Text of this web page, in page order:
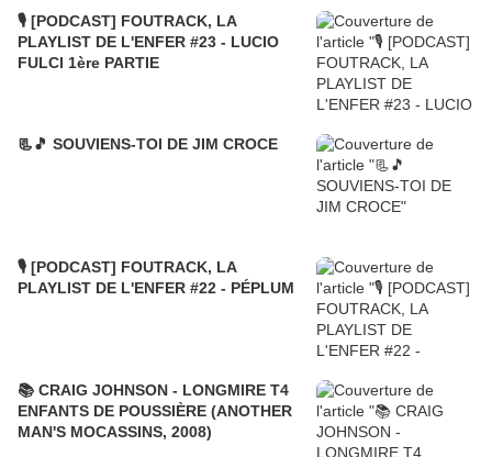
🎙️ [PODCAST] FOUTRACK, LA
PLAYLIST DE L'ENFER #23 - LUCIO
FULCI 1ère PARTIE
📃🎵 SOUVIENS-TOI DE JIM CROCE
🎙️ [PODCAST] FOUTRACK, LA
PLAYLIST DE L'ENFER #22 - PÉPLUM
📚 CRAIG JOHNSON - LONGMIRE T4
ENFANTS DE POUSSIÈRE (ANOTHER
MAN'S MOCASSINS, 2008)